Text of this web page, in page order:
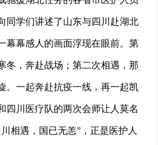
同学们讲述了山东与四川赴湖北
幕幕感人的画面浮现在眼前。第
冬，奔赴战场；第二次相遇，那
。一起奔赴抗疫一线，再一起凯
四川医疗队的两次会师让人莫名
相遇，国已无恙”，正是医护人